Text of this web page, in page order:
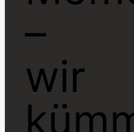
–
wir